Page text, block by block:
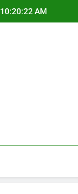
10:20:23 AM